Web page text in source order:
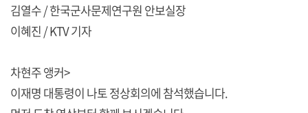
김열수 / 한국군사문제연구원 안보실장
이혜진 / KTV 기자
차현주 앵커>
이재명 대통령이 나토 정상회의에 참석했습니다.